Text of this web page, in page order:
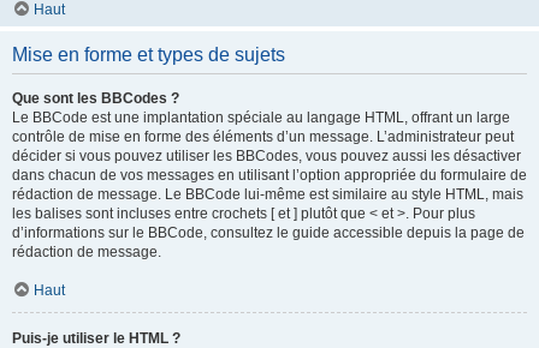
Haut
Mise en forme et types de sujets
Que sont les BBCodes ?
Le BBCode est une implantation spéciale au langage HTML, offrant un large
contrôle de mise en forme des éléments d’un message. L’administrateur peut
décider si vous pouvez utiliser les BBCodes, vous pouvez aussi les désactiver
dans chacun de vos messages en utilisant l’option appropriée du formulaire de
rédaction de message. Le BBCode lui-même est similaire au style HTML, mais
les balises sont incluses entre crochets [ et ] plutôt que < et >. Pour plus
d’informations sur le BBCode, consultez le guide accessible depuis la page de
rédaction de message.
Haut
Puis-je utiliser le HTML ?